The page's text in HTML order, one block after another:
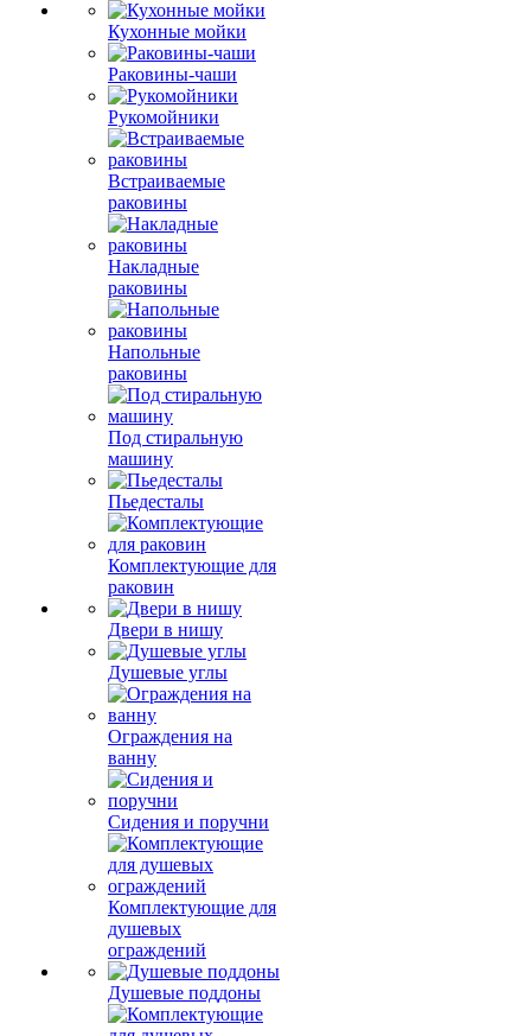
Кухонные мойки
Раковины-чаши
Рукомойники
Встраиваемые
раковины
Накладные
раковины
Напольные
раковины
Под стиральную
машину
Пьедесталы
Комплектующие для
раковин
Двери в нишу
Душевые углы
Ограждения на
ванну
Сидения и поручни
Комплектующие для
душевых
ограждений
Душевые поддоны